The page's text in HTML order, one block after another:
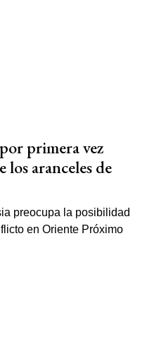
primera vez
los aranceles de